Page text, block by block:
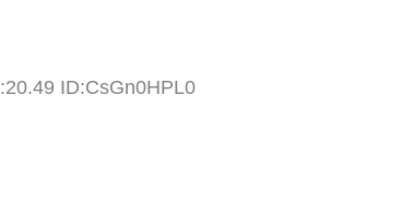
ID:CsGn0HPL0